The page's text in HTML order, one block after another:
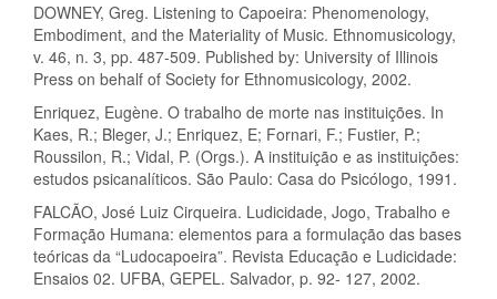
DOWNEY, Greg. Listening to Capoeira: Phenomenology,
Embodiment, and the Materiality of Music. Ethnomusicology,
v. 46, n. 3, pp. 487-509. Published by: University of Illinois
Press on behalf of Society for Ethnomusicology, 2002.
Enriquez, Eugène. O trabalho de morte nas instituições. In
Kaes, R.; Bleger, J.; Enriquez, E; Fornari, F.; Fustier, P.;
Roussilon, R.; Vidal, P. (Orgs.). A instituição e as instituições:
estudos psicanalíticos. São Paulo: Casa do Psicólogo, 1991.
FALCÃO, José Luiz Cirqueira. Ludicidade, Jogo, Trabalho e
Formação Humana: elementos para a formulação das bases
teóricas da “Ludocapoeira”. Revista Educação e Ludicidade:
Ensaios 02. UFBA, GEPEL. Salvador, p. 92- 127, 2002.